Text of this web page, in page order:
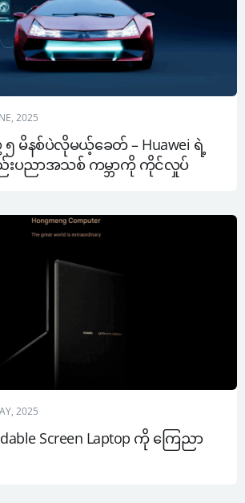
2025
၅ မိနစ်ပဲလိုမယ့်ခေတ် – Huawei ရဲ့
းပညာအသစ် ကမ္ဘာကို ကိုင်လှုပ်
2025
Screen Laptop ကို ကြေညာ